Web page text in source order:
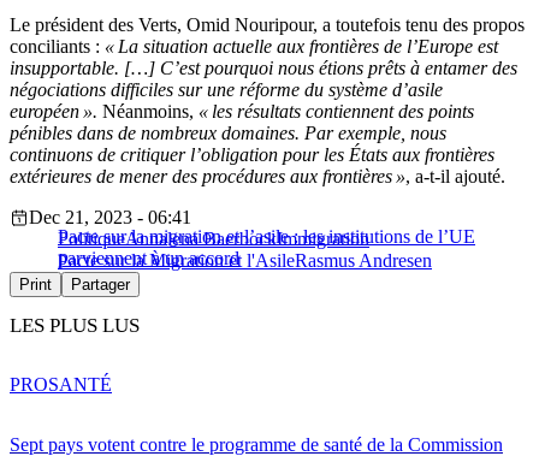
Le président des Verts, Omid Nouripour, a toutefois tenu des propos
conciliants : « La situation actuelle aux frontières de l’Europe est
insupportable. […] C’est pourquoi nous étions prêts à entamer des
négociations difficiles sur une réforme du système d’asile
européen ». Néanmoins, « les résultats contiennent des points
pénibles dans de nombreux domaines. Par exemple, nous
continuons de critiquer l’obligation pour les États aux frontières
extérieures de mener des procédures aux frontières », a-t-il ajouté.
Pacte sur la migration et l’asile : les institutions de l’UE
parviennent à un accord
Dec 21, 2023 - 06:41
PolitiqueAnnalena BaerbockImmigration
Pacte sur la Migration et l'AsileRasmus Andresen
Print Partager
LES PLUS LUS
Sept pays votent contre le programme de santé de la Commission
PROSANTÉ